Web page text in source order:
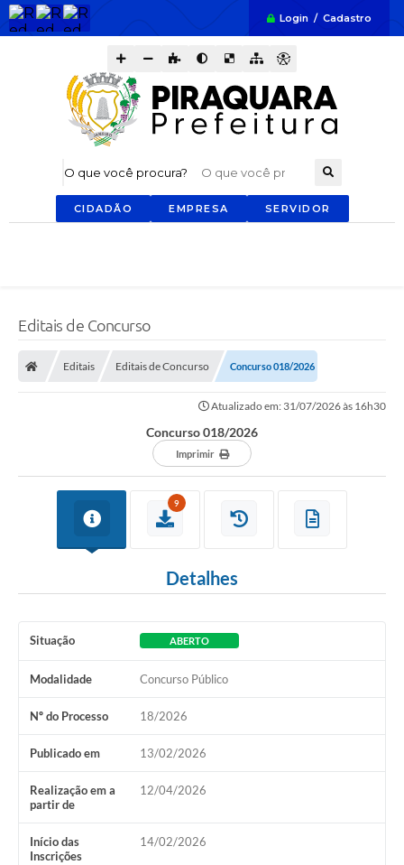
Login / Cadastro
O que você procura?
CIDADÃO EMPRESA SERVIDOR
Editais de Concurso
Editais Editais de Concurso Concurso 018/2026
Atualizado em: 31/07/2026 às 16h30
Concurso 018/2026
Imprimir
9
Detalhes
Situação ABERTO
Modalidade Concurso Público
Nº do Processo 18/2026
Publicado em 13/02/2026
Realização em a
partir de
12/04/2026
Início das
Inscrições
14/02/2026